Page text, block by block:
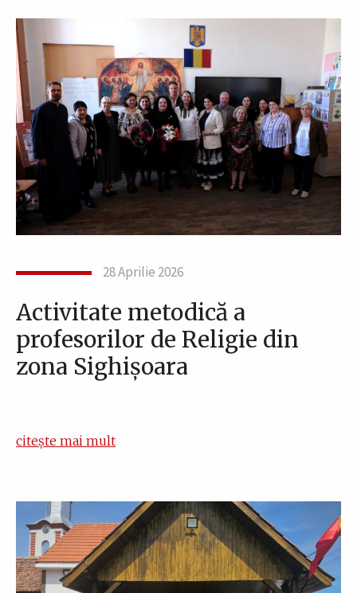
28 Aprilie 2026
Activitate metodică a
profesorilor de Religie din
zona Sighișoara
citește mai mult